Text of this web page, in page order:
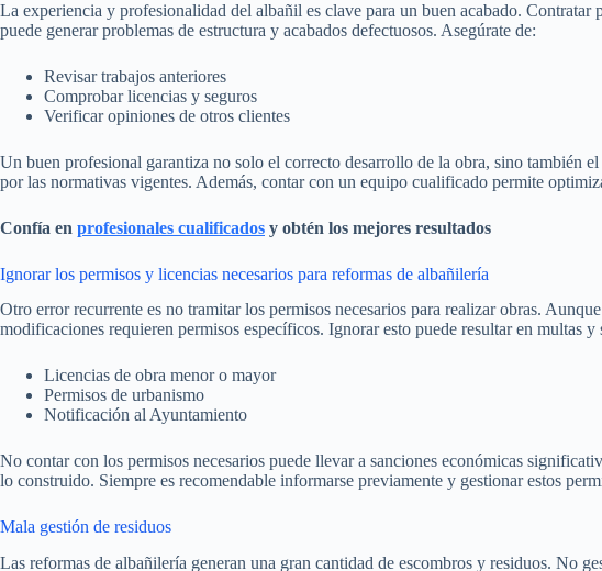
La experiencia y profesionalidad del albañil es clave para un buen acabado. Contratar
puede generar problemas de estructura y acabados defectuosos. Asegúrate de:
Revisar trabajos anteriores
Comprobar licencias y seguros
Verificar opiniones de otros clientes
Un buen profesional garantiza no solo el correcto desarrollo de la obra, sino también
por las normativas vigentes. Además, contar con un equipo cualificado permite
Confía en profesionales cualificados y obtén los mejores resultados
Ignorar los permisos y licencias necesarios para reformas de albañilería
Otro error recurrente es no tramitar los permisos necesarios para realizar obras.
modificaciones requieren permisos específicos. Ignorar esto puede resultar en multas
Licencias de obra menor o mayor
Permisos de urbanismo
Notificación al Ayuntamiento
No contar con los permisos necesarios puede llevar a sanciones económicas
lo construido. Siempre es recomendable informarse previamente y gestionar estos
Mala gestión de residuos
Las reformas de albañilería generan una gran cantidad de escombros y residuos. No